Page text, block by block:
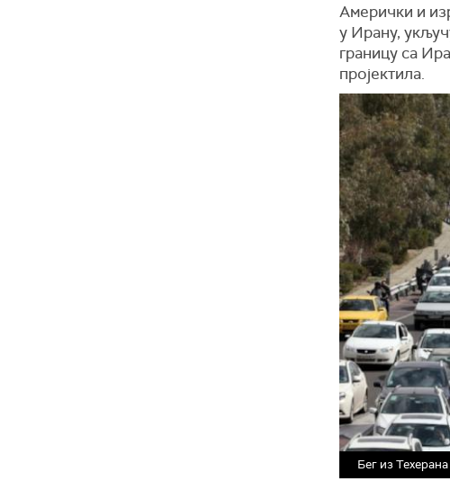
Амерички и
у Ирану,
границу са
пројектила.
Бег из Техерана